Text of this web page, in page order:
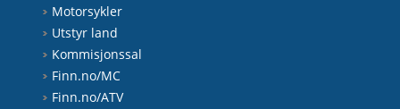
Motorsykler
Utstyr land
Kommisjonssal
Finn.no/MC
Finn.no/ATV